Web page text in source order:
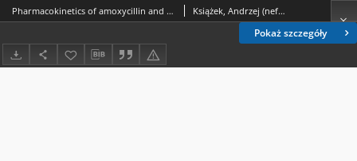
Pokaż szczegóły
Pharmacokinetics of amoxycillin and ampicillin in patients with renal failure Książek, Andrzej (nefrologia); Twardowski, Zbylut; Przyborowski, Lech (1936-2017); Majdan, Maria; Sokołowska, Gabriela; Hopkała, Hanna; Solski, Janusz.; Żbikowska, Anna; Misztal, Genowefa; Bocheńska-Nowacka, Elzbieta; Zygmunt, Anna